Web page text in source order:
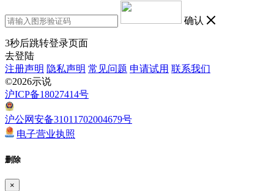
确认
3秒后跳转登录页面
去登陆
注册声明 隐私声明 常见问题 申请试用 联系我们
©2026示说
沪ICP备18027414号
沪公网安备31011702004679号
电子营业执照
删除
×